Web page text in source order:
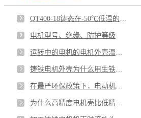
电机型号、绝缘、防护等级